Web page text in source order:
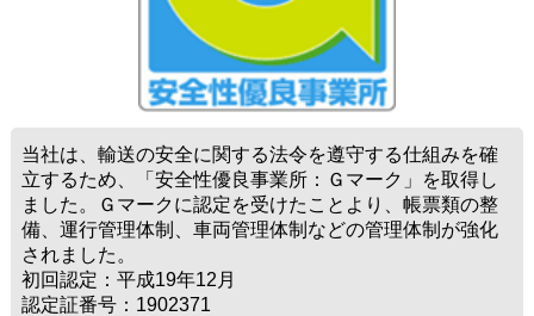
当社は、輸送の安全に関する法令を遵守する仕組みを確
立するため、「安全性優良事業所：Ｇマーク」を取得し
ました。Ｇマークに認定を受けたことより、帳票類の整
備、運行管理体制、車両管理体制などの管理体制が強化
されました。
初回認定：平成19年12月
認定証番号：1902371